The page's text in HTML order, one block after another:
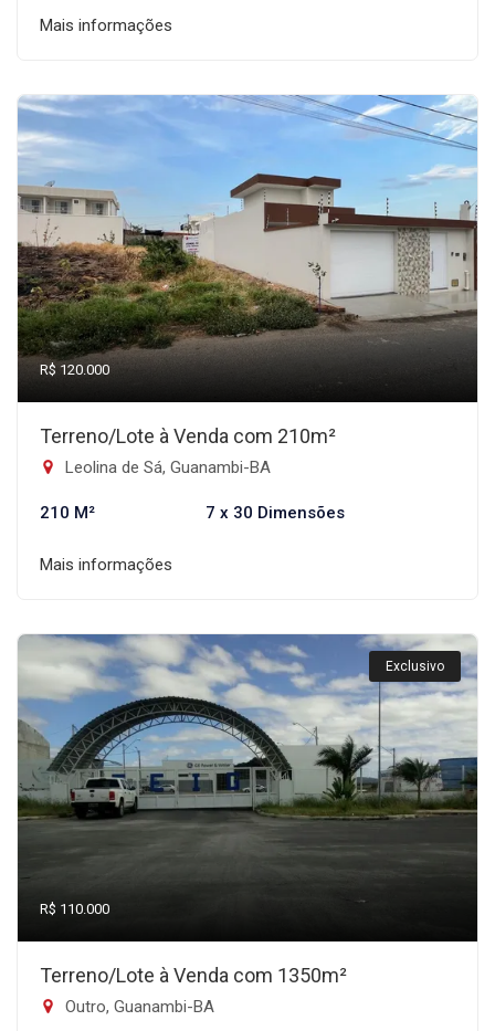
Mais informações
R$ 120.000
Terreno/Lote à Venda com 210m²
Leolina de Sá, Guanambi-BA
210 M² 7 x 30 Dimensões
Mais informações
Exclusivo
R$ 110.000
Terreno/Lote à Venda com 1350m²
Outro, Guanambi-BA